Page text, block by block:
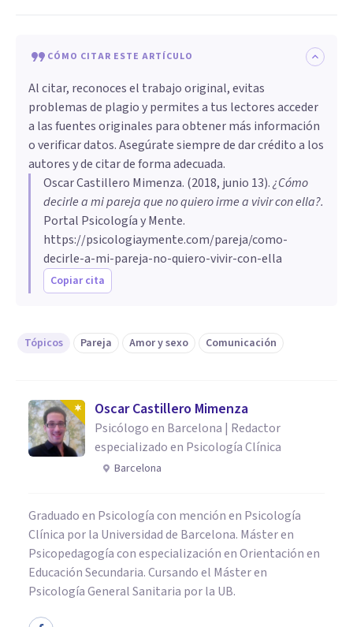
CÓMO CITAR ESTE ARTÍCULO
Al citar, reconoces el trabajo original, evitas
problemas de plagio y permites a tus lectores acceder
a las fuentes originales para obtener más información
o verificar datos. Asegúrate siempre de dar crédito a los
autores y de citar de forma adecuada.
Oscar Castillero Mimenza. (2018, junio 13).¿Cómo
decirle a mi pareja que no quiero irme a vivir con ella?.
Portal Psicología y Mente.
https://psicologiaymente.com/pareja/como-
decirle-a-mi-pareja-no-quiero-vivir-con-ella
Copiar cita
Tópicos Pareja Amor y sexo Comunicación
Oscar Castillero Mimenza
Psicólogo en Barcelona | Redactor
especializado en Psicología Clínica
Barcelona
Graduado en Psicología con mención en Psicología
Clínica por la Universidad de Barcelona. Máster en
Psicopedagogía con especialización en Orientación en
Educación Secundaria. Cursando el Máster en
Psicología General Sanitaria por la UB.